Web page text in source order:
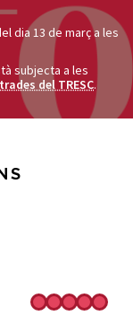
dia 13 de març a les
subjecta a les
del TRESC.